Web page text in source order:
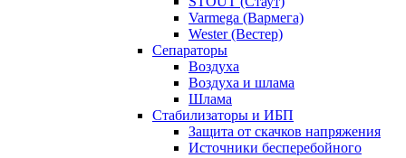
Varmega (Вармега)
Wester (Вестер)
Сепараторы
Воздуха
Воздуха и шлама
Шлама
Стабилизаторы и ИБП
Защита от скачков напряжения
Источники бесперебойного